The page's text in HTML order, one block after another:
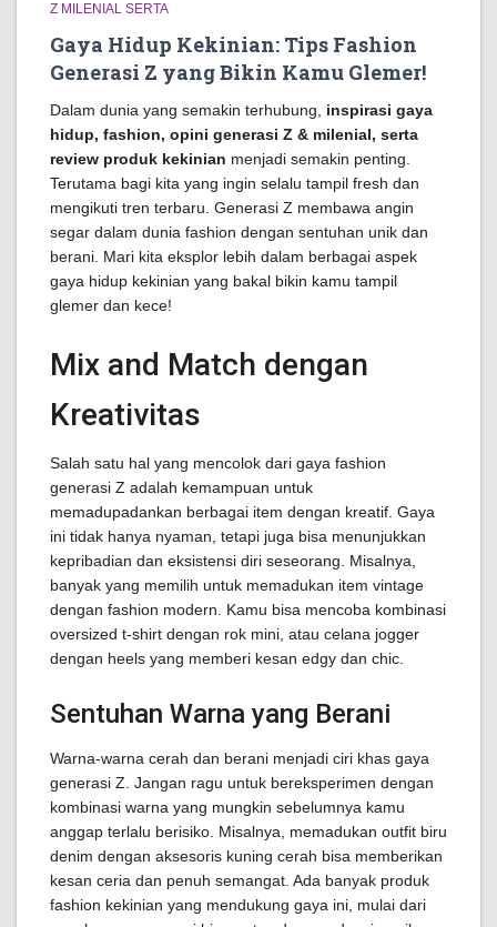
Z MILENIAL SERTA
Gaya Hidup Kekinian: Tips Fashion
Generasi Z yang Bikin Kamu Glemer!
Dalam dunia yang semakin terhubung, inspirasi gaya
hidup, fashion, opini generasi Z & milenial, serta
review produk kekinian menjadi semakin penting.
Terutama bagi kita yang ingin selalu tampil fresh dan
mengikuti tren terbaru. Generasi Z membawa angin
segar dalam dunia fashion dengan sentuhan unik dan
berani. Mari kita eksplor lebih dalam berbagai aspek
gaya hidup kekinian yang bakal bikin kamu tampil
glemer dan kece!
Mix and Match dengan
Kreativitas
Salah satu hal yang mencolok dari gaya fashion
generasi Z adalah kemampuan untuk
memadupadankan berbagai item dengan kreatif. Gaya
ini tidak hanya nyaman, tetapi juga bisa menunjukkan
kepribadian dan eksistensi diri seseorang. Misalnya,
banyak yang memilih untuk memadukan item vintage
dengan fashion modern. Kamu bisa mencoba kombinasi
oversized t-shirt dengan rok mini, atau celana jogger
dengan heels yang memberi kesan edgy dan chic.
Sentuhan Warna yang Berani
Warna-warna cerah dan berani menjadi ciri khas gaya
generasi Z. Jangan ragu untuk bereksperimen dengan
kombinasi warna yang mungkin sebelumnya kamu
anggap terlalu berisiko. Misalnya, memadukan outfit biru
denim dengan aksesoris kuning cerah bisa memberikan
kesan ceria dan penuh semangat. Ada banyak produk
fashion kekinian yang mendukung gaya ini, mulai dari